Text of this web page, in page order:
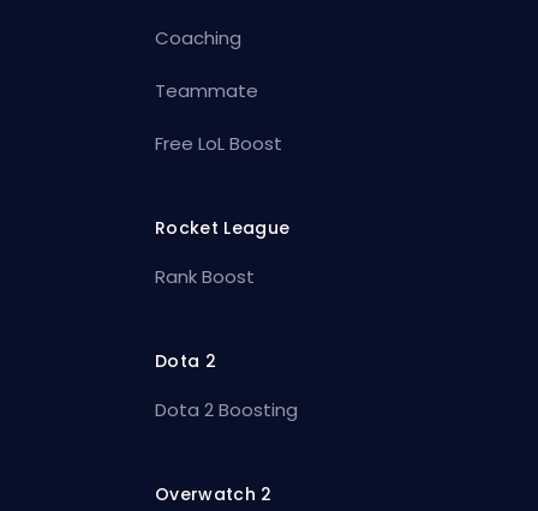
Coaching
Teammate
Free LoL Boost
Rocket League
Rank Boost
Dota 2
Dota 2 Boosting
Overwatch 2